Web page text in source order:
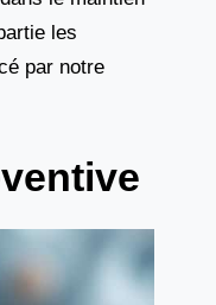
les
par notre